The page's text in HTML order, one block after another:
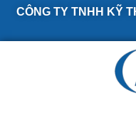
CÔNG TY TNHH KỸ